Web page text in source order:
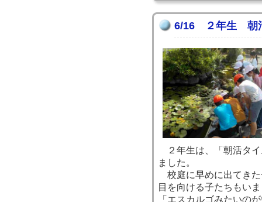
6/16 ２年生 朝
２年生は、「朝活タイ
ました。
校庭に早めに出てきた
目を向ける子たちもい
「エスカルゴみたいの